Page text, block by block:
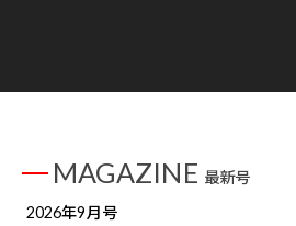
MAGAZINE 最新号
2026年9月号